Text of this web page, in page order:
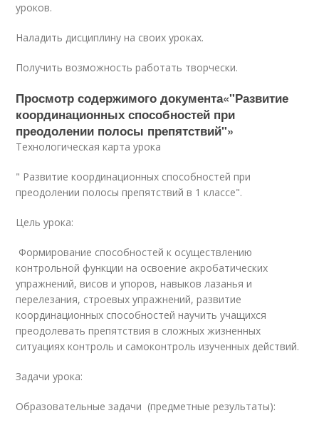
уроков.
Наладить дисциплину на своих уроках.
Получить возможность работать творчески.
Просмотр содержимого документа«"Развитие
координационных способностей при
преодолении полосы препятствий"»
Технологическая карта урока
" Развитие координационных способностей при
преодолении полосы препятствий в 1 классе".
Цель урока:
Формирование способностей к осуществлению
контрольной функции на освоение акробатических
упражнений, висов и упоров, навыков лазанья и
перелезания, строевых упражнений, развитие
координационных способностей научить учащихся
преодолевать препятствия в сложных жизненных
ситуациях контроль и самоконтроль изученных действий.
Задачи урока:
Образовательные задачи (предметные результаты):